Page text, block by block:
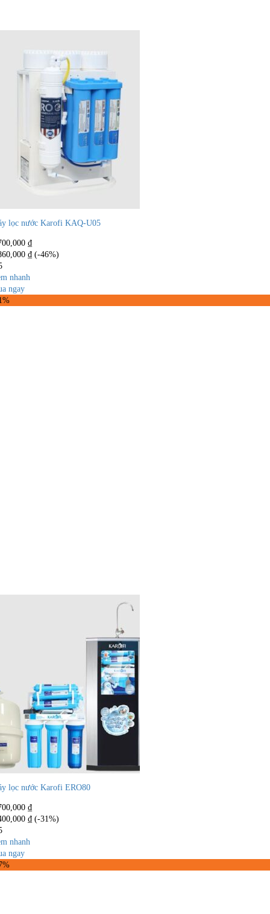
lọc nước Karofi KAQ-U05
₫
₫ (-46%)
nhanh
ngay
lọc nước Karofi ERO80
₫
₫ (-31%)
nhanh
ngay